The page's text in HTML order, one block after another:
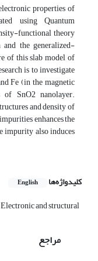
properties of
using Quantum
functional theory
the generalized-
of this slab model of
is to investigate
Fe (in the magnetic
SnO2 nanolayer.
and density of
enhances the
impurity also induces
کلیدواژه‌ها English
Electronic and structural
مراجع